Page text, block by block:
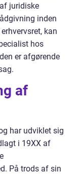
juridiske
inden
kan
hos
er afgørende
af
har udviklet sig
i 19XX af
På trods af sin